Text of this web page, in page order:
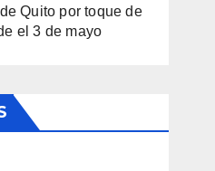
Quito por toque de
el 3 de mayo